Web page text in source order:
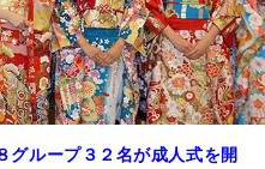
グループ３２名が成人式を開